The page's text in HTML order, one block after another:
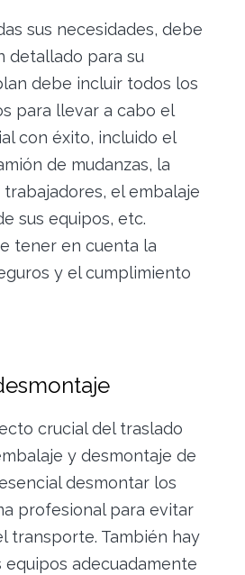
sus necesidades, debe
detallado para su
debe incluir todos los
para llevar a cabo el
con éxito, incluido el
de mudanzas, la
el embalaje
sus equipos, etc.
tener en cuenta la
y el cumplimiento
crucial del traslado
y desmontaje de
desmontar los
profesional para evitar
transporte. También hay
adecuadamente